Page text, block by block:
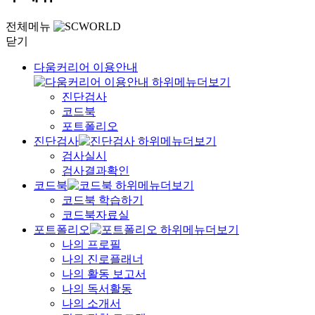
전체메뉴
닫기
다움커리어 이용안내
진단검사
코드북
포트폴리오
진단검사
검사실시
검사결과확인
코드북
코드북 학습하기
코드북자료실
포트폴리오
나의 프로필
나의 진로플래너
나의 활동 보고서
나의 독서활동
나의 소개서